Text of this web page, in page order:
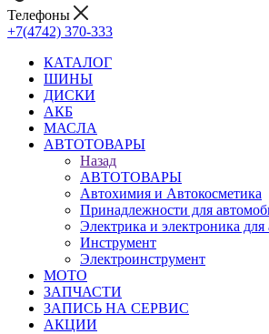
Телефоны
+7(4742) 370-333
КАТАЛОГ
ШИНЫ
ДИСКИ
АКБ
МАСЛА
АВТОТОВАРЫ
Назад
АВТОТОВАРЫ
Автохимия и Автокосметика
Принадлежности для
Электрика и электроника для
Инструмент
Электроинструмент
МОТО
ЗАПЧАСТИ
ЗАПИСЬ НА СЕРВИС
АКЦИИ